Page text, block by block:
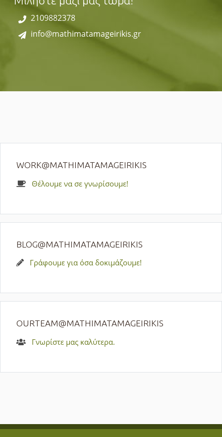
2109882378
info@mathimatamageirikis.gr
WORK@MATHIMATAMAGEIRIKIS
Θέλουμε να σε γνωρίσουμε!
BLOG@MATHIMATAMAGEIRIKIS
Γράφουμε για όσα δοκιμάζουμε!
OURTEAM@MATHIMATAMAGEIRIKIS
Γνωρίστε μας καλύτερα.